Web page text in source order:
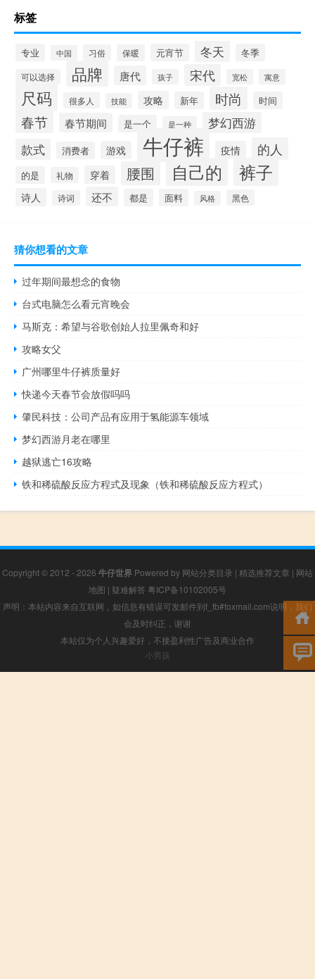
标签
专业 中国 习俗 保暖 元宵节 冬天 冬季
可以选择 品牌 唐代 孩子 宋代 宽松 寓意
尺码 很多人 技能 攻略 新年 时尚 时间
春节 春节期间 是一个 是一种
梦幻西游
款式
消费者 游戏 牛仔裤 疫情 的人
的是 礼物 穿着 腰围 自己的 裤子
诗人 诗词 还不 都是 面料 风格 黑色
猜你想看的文章
过年期间最想念的食物
台式电脑怎么看元宵晚会
马斯克：希望与谷歌创始人拉里佩奇和好
攻略女父
广州哪里牛仔裤质量好
快递今天春节会放假吗吗
肇民科技：公司产品有应用于氢能源车领域
梦幻西游月老在哪里
越狱逃亡16攻略
铁和稀硫酸反应方程式及现象（铁和稀硫酸反应方程式）
Copyright © 2012 - 2026 牛仔世界 Powered by 网站分类目录 | 精选推荐文章 | 网站
地图 | 疑难解答 粤ICP备10102005号
声明：本站内容来自互联网，如信息有错误可发邮件到f_fb#foxmail.com说明，我们
会及时纠正，谢谢
本站仅为个人兴趣爱好，不接盈利性广告及商业合作
小男孩